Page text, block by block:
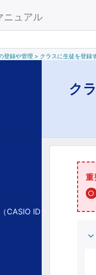
ニュアル
登録や管理 > クラスに生徒を登録
CASIO ID）
ク
重